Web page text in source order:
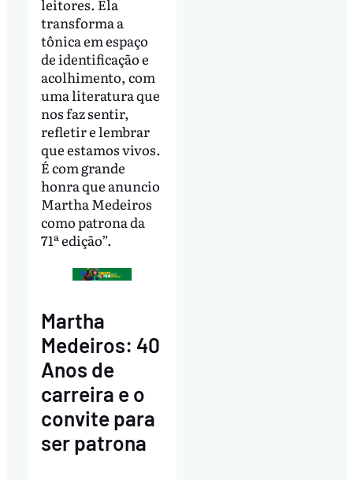
leitores. Ela
transforma a
tônica em espaço
de identificação e
acolhimento, com
uma literatura que
nos faz sentir,
refletir e lembrar
que estamos vivos.
É com grande
honra que anuncio
Martha Medeiros
como patrona da
71ª edição”.
Martha
Medeiros: 40
Anos de
carreira e o
convite para
ser patrona